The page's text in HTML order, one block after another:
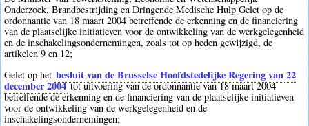
Onderzoek, Brandbestrijding en Dringende Medische Hulp Gelet op de
ordonnantie van 18 maart 2004 betreffende de erkenning en de financiering
van de plaatselijke initiatieven voor de ontwikkeling van de werkgelegenheid
en de inschakelingsondernemingen, zoals tot op heden gewijzigd, de
artikelen 9 en 12;
Gelet op het besluit van de Brusselse Hoofdstedelijke Regering van 22
december 2004tot uitvoering van de ordonnantie van 18 maart 2004
betreffende de erkenning en de financiering van de plaatselijke initiatieven
voor de ontwikkeling van de werkgelegenheid en de
inschakelingsondernemingen;